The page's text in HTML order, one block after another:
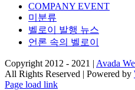
COMPANY EVENT
미분류
벨로이 발행 뉴스
언론 속의 벨로이
Copyright 2012 - 2021 | Avada
All Rights Reserved | Powered by
Facebook
X
Instagram
Pinterest
Page load link